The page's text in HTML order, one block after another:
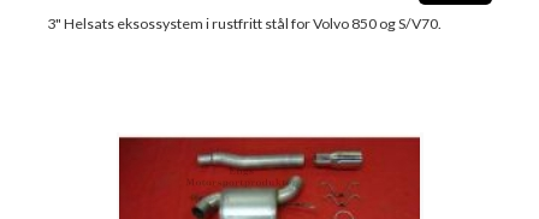
3" Helsats eksossystem i rustfritt stål for Volvo 850 og S/V70.